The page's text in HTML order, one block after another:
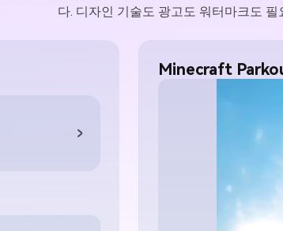
다. 디자인 기술도 광고도 워터마크도 필
Minecraft